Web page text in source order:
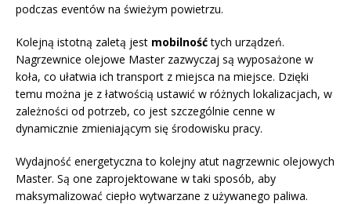
podczas eventów na świeżym powietrzu.
Kolejną istotną zaletą jest mobilnośćtych urządzeń.
Nagrzewnice olejowe Master zazwyczaj są wyposażone w
koła, co ułatwia ich transport z miejsca na miejsce. Dzięki
temu można je z łatwością ustawić w różnych lokalizacjach, w
zależności od potrzeb, co jest szczególnie cenne w
dynamicznie zmieniającym się środowisku pracy.
Wydajność energetyczna to kolejny atut nagrzewnic olejowych
Master. Są one zaprojektowane w taki sposób, aby
maksymalizować ciepło wytwarzane z używanego paliwa.